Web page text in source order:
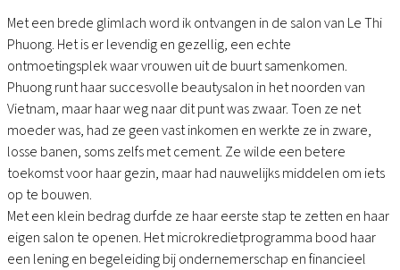
Met een brede glimlach word ik ontvangen in de salon van Le Thi
Phuong. Het is er levendig en gezellig, een echte
ontmoetingsplek waar vrouwen uit de buurt samenkomen.
Phuong runt haar succesvolle beautysalon in het noorden van
Vietnam, maar haar weg naar dit punt was zwaar. Toen ze net
moeder was, had ze geen vast inkomen en werkte ze in zware,
losse banen, soms zelfs met cement. Ze wilde een betere
toekomst voor haar gezin, maar had nauwelijks middelen om iets
op te bouwen.
Met een klein bedrag durfde ze haar eerste stap te zetten en haar
eigen salon te openen. Het microkredietprogramma bood haar
een lening en begeleiding bij ondernemerschap en financieel